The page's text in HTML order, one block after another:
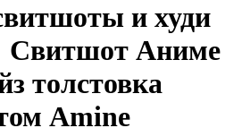
и худи
Свитшот Аниме
толстовка
Amine